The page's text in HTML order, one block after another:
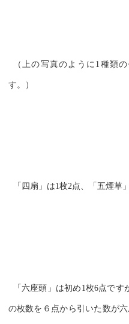
（上の写真のように1種類
す。）
「四扇」は1枚2点、「五煙草
「六座頭」は初め1枚6点で
の枚数を６点から引いた数が